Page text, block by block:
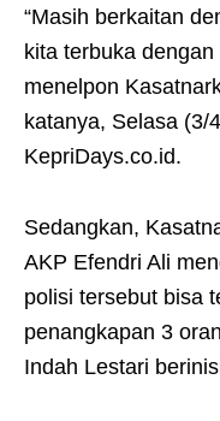
“Masih berkaitan
kita terbuka
menelpon
katanya, Selasa (3/
KepriDays.co.id.
Sedangkan,
AKP Efendri Ali
polisi tersebut bisa
penangkapan 3
Indah Lestari